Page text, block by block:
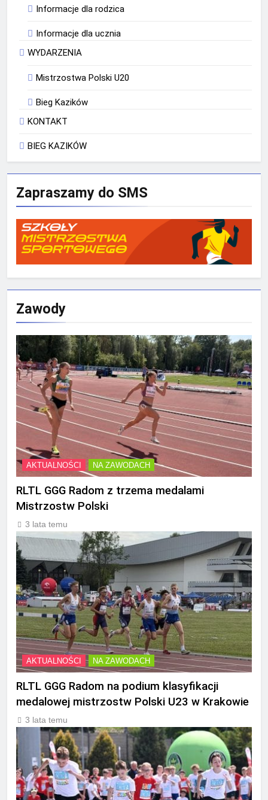
Informacje dla rodzica
Informacje dla ucznia
WYDARZENIA
Mistrzostwa Polski U20
Bieg Kazików
KONTAKT
BIEG KAZIKÓW
Zapraszamy do SMS
Zawody
AKTUALNOŚCI NA ZAWODACH
RLTL GGG Radom z trzema medalami
Mistrzostw Polski
3 lata temu
AKTUALNOŚCI NA ZAWODACH
RLTL GGG Radom na podium klasyfikacji
medalowej mistrzostw Polski U23 w Krakowie
3 lata temu